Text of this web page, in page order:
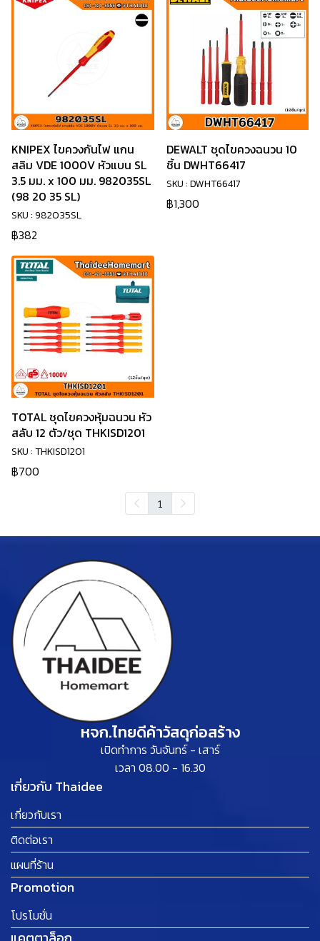
KNIPEX ไขควงกันไฟ แกน
สลิม VDE 1000V หัวแบน SL
3.5 มม. x 100 มม. 982035SL
(98 20 35 SL)
SKU : 982035SL
฿382
DEWALT ชุดไขควงฉนวน 10
ชิ้น DWHT66417
SKU : DWHT66417
฿1,300
TOTAL ชุดไขควงหุ้มฉนวน หัว
สลับ 12 ตัว/ชุด THKISD1201
SKU : THKISD1201
฿700
1
หจก.ไทยดีค้าวัสดุก่อสร้าง
เปิดทำการ วันจันทร์ - เสาร์
เวลา 08.00 - 16.30
เกี่ยวกับ Thaidee
เกี่ยวกับเรา
ติดต่อเรา
แผนที่ร้าน
Promotion
โปรโมชั่น